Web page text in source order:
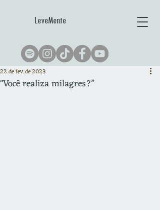
LeveMente
"Você realiza milagres?”
22 de fev. de 2023